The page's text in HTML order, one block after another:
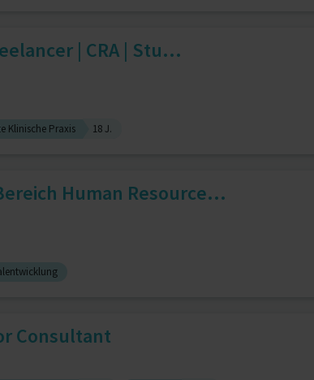
| CRA | Stu...
Klinische Praxis 18 J.
Human Resource...
Consultant